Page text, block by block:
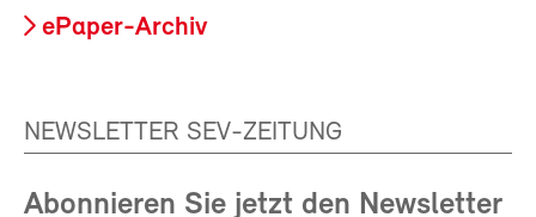
ePaper-Archiv
NEWSLETTER SEV-ZEITUNG
Abonnieren Sie jetzt den Newsletter